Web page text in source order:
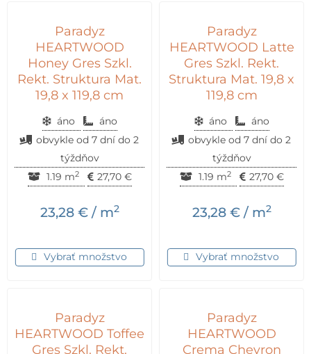
Paradyz
HEARTWOOD
Honey Gres Szkl.
Rekt. Struktura Mat.
19,8 x 119,8 cm
áno
áno
obvykle od 7 dní do 2
týždňov
1.19 m2 27,70 €
23,28 €/ m2
Vybrať množstvo
Paradyz
HEARTWOOD Latte
Gres Szkl. Rekt.
Struktura Mat. 19,8 x
119,8 cm
áno
áno
obvykle od 7 dní do 2
týždňov
1.19 m2 27,70 €
23,28 €/ m2
Vybrať množstvo
Paradyz
HEARTWOOD Toffee
Gres Szkl. Rekt.
Paradyz
HEARTWOOD
Crema Chevron